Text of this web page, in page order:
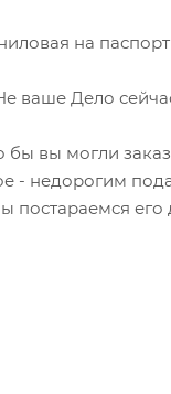
на
ваше Дело
вы могли
- недорогим
постараемся